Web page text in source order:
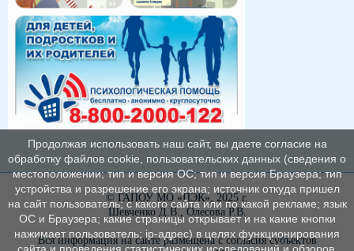
© ГАПОУ МО «ПЭК», 2025 г.
Шевченко Д.В., Олесова Р.В.
Вся информация на сайте размещена с согласия субъектов
Продолжая использовать наш сайт, вы даете согласие на
обработку файлов cookie, пользовательских данных (сведения о
местоположении; тип и версия ОС; тип и версия Браузера; тип
устройства и разрешение его экрана; источник откуда пришел
на сайт пользователь; с какого сайта или по какой рекламе; язык
ОС и Браузера; какие страницы открывает и на какие кнопки
нажимает пользователь; ip-адрес) в целях функционирования